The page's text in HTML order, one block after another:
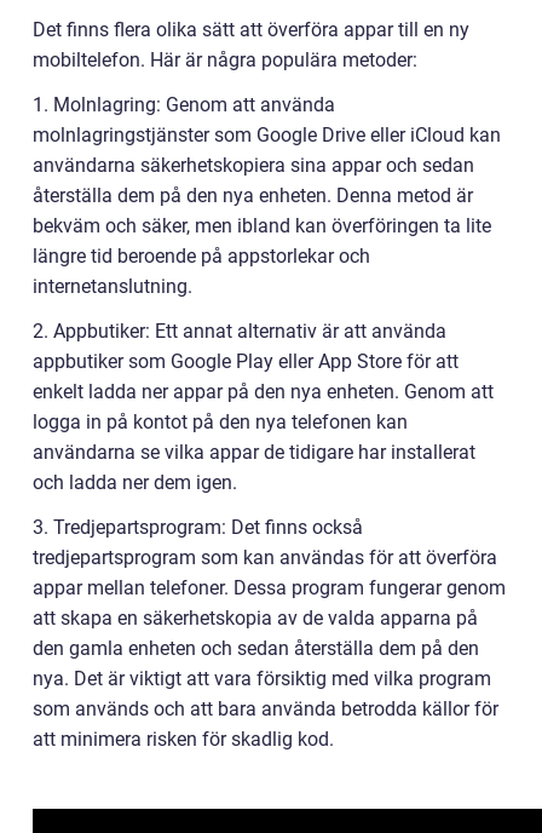
Det finns flera olika sätt att överföra appar till en ny
mobiltelefon. Här är några populära metoder:
1. Molnlagring: Genom att använda
molnlagringstjänster som Google Drive eller iCloud kan
användarna säkerhetskopiera sina appar och sedan
återställa dem på den nya enheten. Denna metod är
bekväm och säker, men ibland kan överföringen ta lite
längre tid beroende på appstorlekar och
internetanslutning.
2. Appbutiker: Ett annat alternativ är att använda
appbutiker som Google Play eller App Store för att
enkelt ladda ner appar på den nya enheten. Genom att
logga in på kontot på den nya telefonen kan
användarna se vilka appar de tidigare har installerat
och ladda ner dem igen.
3. Tredjepartsprogram: Det finns också
tredjepartsprogram som kan användas för att överföra
appar mellan telefoner. Dessa program fungerar genom
att skapa en säkerhetskopia av de valda apparna på
den gamla enheten och sedan återställa dem på den
nya. Det är viktigt att vara försiktig med vilka program
som används och att bara använda betrodda källor för
att minimera risken för skadlig kod.